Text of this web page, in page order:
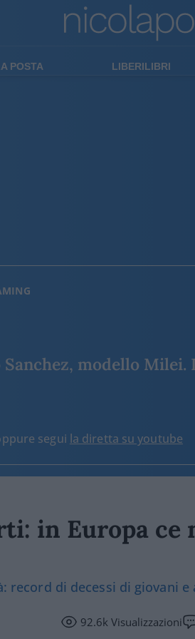
POSTA LIBERILIBRI
Sanchez, modello
segui la diretta su youtube
in Europa ce
record di decessi di giovani e
92.6kVisualizzazioni